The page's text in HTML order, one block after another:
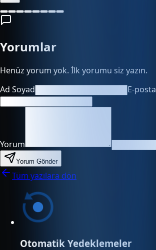
Yorumlar
Henüz yorum yok. İlk yorumu siz yazın.
Ad Soyad
E-posta
Yorum
Yorum Gönder
Tüm yazılara dön
Otomatik Yedeklemeler